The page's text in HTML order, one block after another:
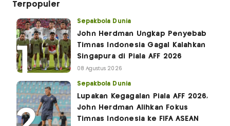
Terpopuler
Sepakbola Dunia
John Herdman Ungkap Penyebab
Timnas Indonesia Gagal Kalahkan
Singapura di Piala AFF 2026
08 Agustus 2026
Sepakbola Dunia
Lupakan Kegagalan Piala AFF 2026,
John Herdman Alihkan Fokus
Timnas Indonesia ke FIFA ASEAN